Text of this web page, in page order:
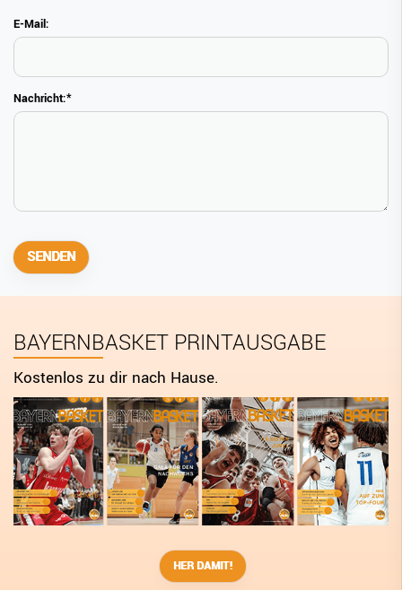
E-Mail:
Nachricht:*
BAYERNBASKET PRINTAUSGABE
Kostenlos zu dir nach Hause.
HER DAMIT!